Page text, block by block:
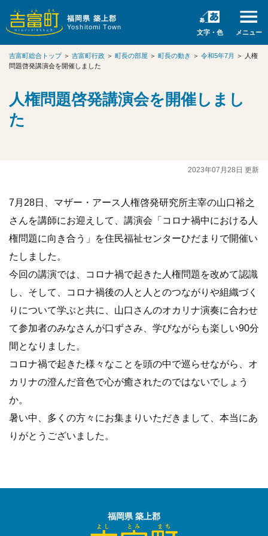
福岡県 築上郡
Yoshitomi Town
文字・色 メニュー
吉富町総合トップ＞ 吉富町行政 ＞ 町長の部屋 ＞ 町長の動き ＞ 令和5年7月 ＞
人権
問題啓発講演会を開催しました
人権問題啓発講演会を開催しまし
た
2023年07月28日 更新
7月28日、マザー・アース人権啓発研究所主宰の山口裕之
さんを講師にお迎えして、講演会「コロナ禍中における人
権問題に向き合う」を住民福祉センターひだまりで開催い
たしました。
今回の講演では、コロナ禍で起きた人権問題を改めて認識
し、そして、コロナ禍後の人と人とのつながりや組織づく
りについて学ぶと共に、山口さんのオカリナ演奏に合わせ
て参加者のみなさんが口ずさみ、学びながらも楽しい90分
間となりました。
コロナ禍で起きた様々なことを頭の中で巡らせながら、オ
カリナの澄んだ音色で心が癒されたのではないでしょう
か。
暑い中、多くの方々にお集まりいただきまして、本当にあ
りがとうございました。
福岡県 築上郡